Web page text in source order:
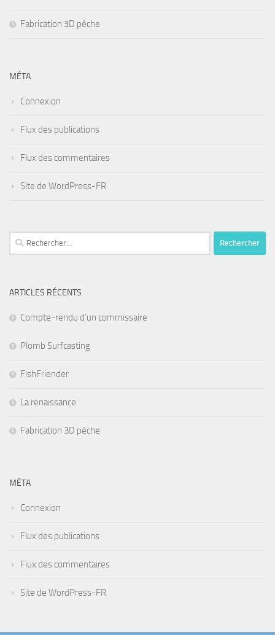
Fabrication 3D pêche
MÉTA
Connexion
Flux des publications
Flux des commentaires
Site de WordPress-FR
Rechercher :
ARTICLES RÉCENTS
Compte-rendu d’un commissaire
Plomb Surfcasting
FishFriender
La renaissance
Fabrication 3D pêche
MÉTA
Connexion
Flux des publications
Flux des commentaires
Site de WordPress-FR